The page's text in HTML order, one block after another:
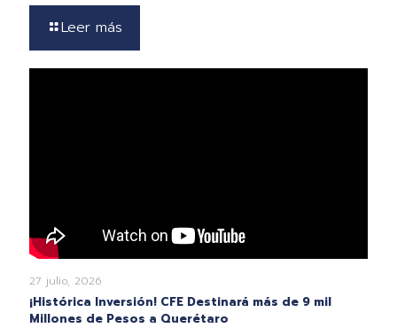
Leer más
27 julio, 2026
¡Histórica Inversión! CFE Destinará más de 9 mil
Millones de Pesos a Querétaro